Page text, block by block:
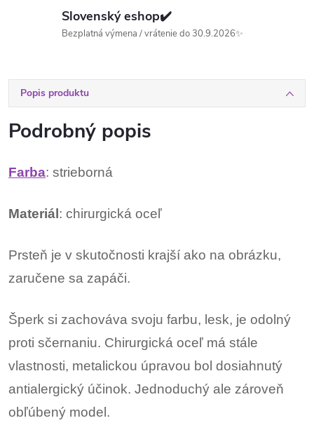
Slovenský eshop✔️
Bezplatná výmena / vrátenie do 30.9.2026✨
Popis produktu
Podrobný popis
Farba: strieborná
Materiál: chirurgická oceľ
Prsteň je v skutočnosti krajší ako na obrázku,
zaručene sa zapáči.
Šperk si zachováva svoju farbu, lesk, je odolný
proti sčernaniu. Chirurgická oceľ má stále
vlastnosti, metalickou úpravou bol dosiahnutý
antialergický účinok. Jednoduchý ale zároveň
obľúbený model.